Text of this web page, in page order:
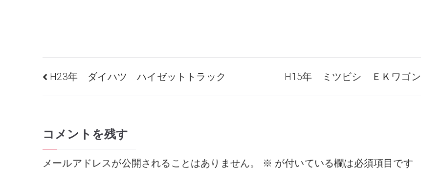
投
稿
ナ
H23年 ダイハツ ハイゼットトラック H15年 ミツビシ ＥＫワゴン
コメントを残す
メールアドレスが公開されることはありません。 ※ が付いている欄は必須項目です